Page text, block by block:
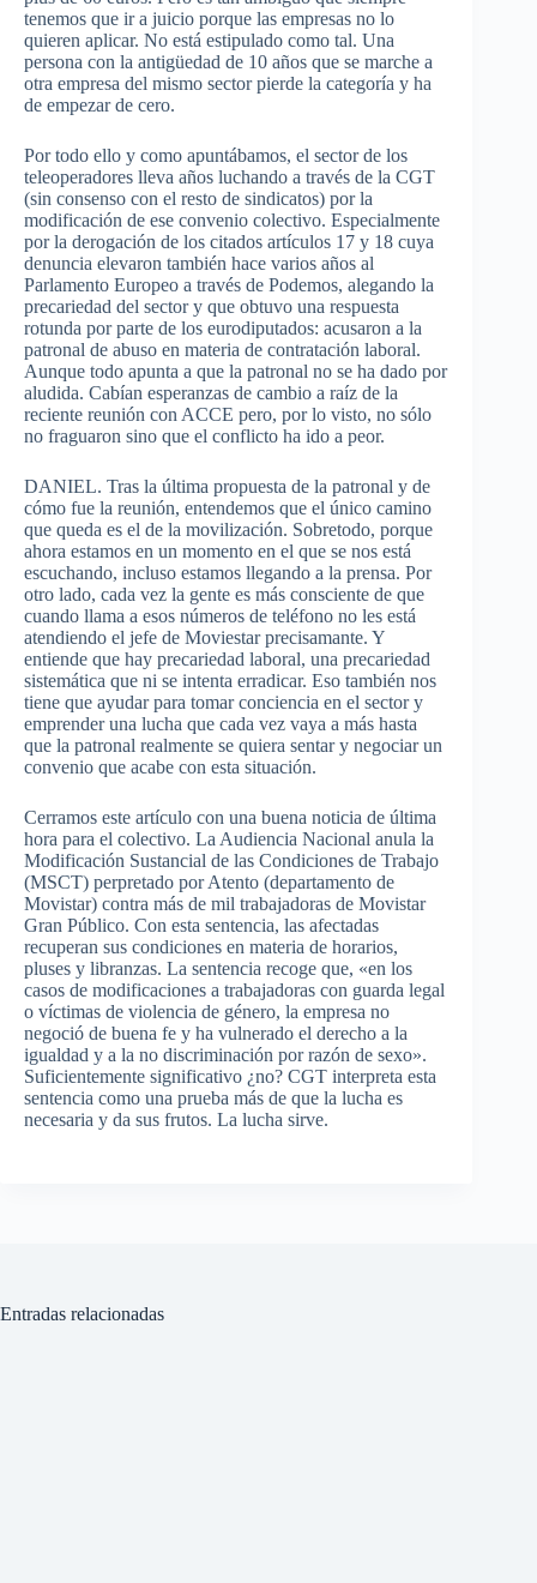
tenemos que ir a juicio porque las empresas no lo
quieren aplicar. No está estipulado como tal. Una
persona con la antigüedad de 10 años que se marche a
otra empresa del mismo sector pierde la categoría y ha
de empezar de cero.
Por todo ello y como apuntábamos, el sector de los
teleoperadores lleva años luchando a través de la CGT
(sin consenso con el resto de sindicatos) por la
modificación de ese convenio colectivo. Especialmente
por la derogación de los citados artículos 17 y 18 cuya
denuncia elevaron también hace varios años al
Parlamento Europeo a través de Podemos, alegando la
precariedad del sector y que obtuvo una respuesta
rotunda por parte de los eurodiputados: acusaron a la
patronal de abuso en materia de contratación laboral.
Aunque todo apunta a que la patronal no se ha dado por
aludida. Cabían esperanzas de cambio a raíz de la
reciente reunión con ACCE pero, por lo visto, no sólo
no fraguaron sino que el conflicto ha ido a peor.
DANIEL. Tras la última propuesta de la patronal y de
cómo fue la reunión, entendemos que el único camino
que queda es el de la movilización. Sobretodo, porque
ahora estamos en un momento en el que se nos está
escuchando, incluso estamos llegando a la prensa. Por
otro lado, cada vez la gente es más consciente de que
cuando llama a esos números de teléfono no les está
atendiendo el jefe de Moviestar precisamante. Y
entiende que hay precariedad laboral, una precariedad
sistemática que ni se intenta erradicar. Eso también nos
tiene que ayudar para tomar conciencia en el sector y
emprender una lucha que cada vez vaya a más hasta
que la patronal realmente se quiera sentar y negociar un
convenio que acabe con esta situación.
Cerramos este artículo con una buena noticia de última
hora para el colectivo. La Audiencia Nacional anula la
Modificación Sustancial de las Condiciones de Trabajo
(MSCT) perpretado por Atento (departamento de
Movistar) contra más de mil trabajadoras de Movistar
Gran Público. Con esta sentencia, las afectadas
recuperan sus condiciones en materia de horarios,
pluses y libranzas. La sentencia recoge que, «en los
casos de modificaciones a trabajadoras con guarda legal
o víctimas de violencia de género, la empresa no
negoció de buena fe y ha vulnerado el derecho a la
igualdad y a la no discriminación por razón de sexo».
Suficientemente significativo ¿no? CGT interpreta esta
sentencia como una prueba más de que la lucha es
necesaria y da sus frutos. La lucha sirve.
Entradas relacionadas